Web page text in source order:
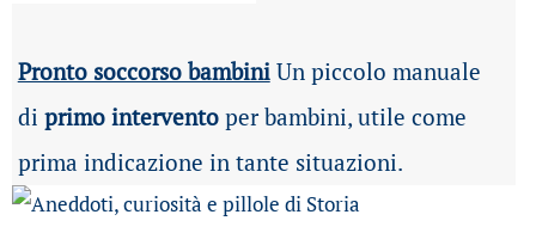
Pronto soccorso bambiniUn piccolo manuale
di primo interventoper bambini, utile come
prima indicazione in tante situazioni.